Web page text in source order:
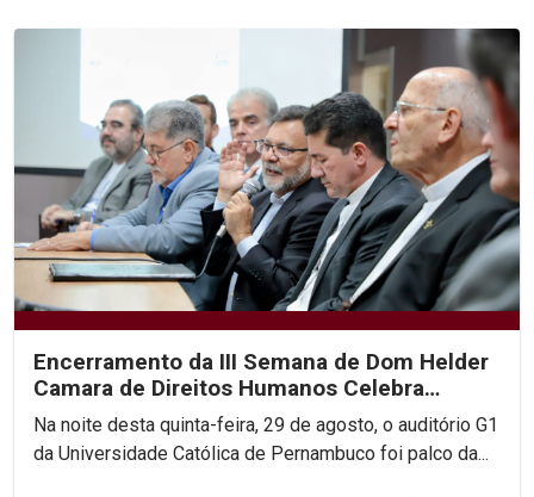
Encerramento da III Semana de Dom Helder
Camara de Direitos Humanos Celebra
Compromisso com a...
Na noite desta quinta-feira, 29 de agosto, o auditório G1
da Universidade Católica de Pernambuco foi palco da...